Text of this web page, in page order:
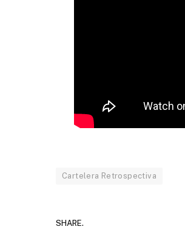
Cartelera Retrospectiva
SHARE.